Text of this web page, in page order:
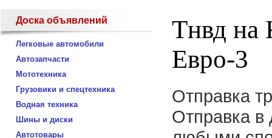
Доска объявлений
Легковые автомобили
Автозапчасти
Мототехника
Грузовики и спецтехника
Водная техника
Шины и диски
Автотовары
Тнвд на
Евро-3
Отправка
Отправка в